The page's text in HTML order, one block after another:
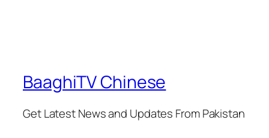
BaaghiTV Chinese
Get Latest News and Updates From Pakistan